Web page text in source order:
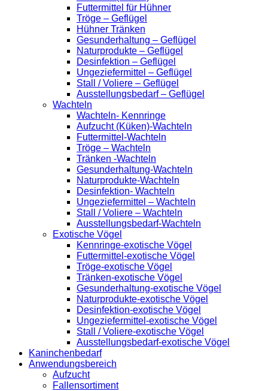
Futtermittel für Hühner
Tröge – Geflügel
Hühner Tränken
Gesunderhaltung – Geflügel
Naturprodukte – Geflügel
Desinfektion – Geflügel
Ungeziefermittel – Geflügel
Stall / Voliere – Geflügel
Ausstellungsbedarf – Geflügel
Wachteln
Wachteln- Kennringe
Aufzucht (Küken)-Wachteln
Futtermittel-Wachteln
Tröge – Wachteln
Tränken -Wachteln
Gesunderhaltung-Wachteln
Naturprodukte-Wachteln
Desinfektion- Wachteln
Ungeziefermittel – Wachteln
Stall / Voliere – Wachteln
Ausstellungsbedarf-Wachteln
Exotische Vögel
Kennringe-exotische Vögel
Futtermittel-exotische Vögel
Tröge-exotische Vögel
Tränken-exotische Vögel
Gesunderhaltung-exotische Vögel
Naturprodukte-exotische Vögel
Desinfektion-exotische Vögel
Ungeziefermittel-exotische Vögel
Stall / Voliere-exotische Vögel
Ausstellungsbedarf-exotische Vögel
Kaninchenbedarf
Anwendungsbereich
Aufzucht
Fallensortiment